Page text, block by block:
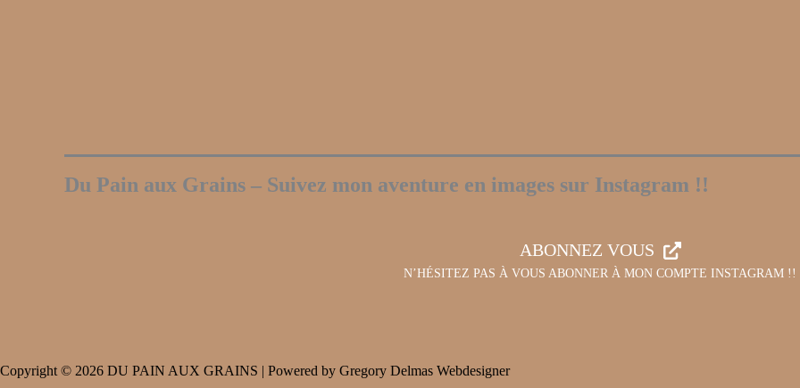
Du Pain aux Grains – Suivez mon aventure en images sur Instagram !!
ABONNEZ VOUS
N’HÉSITEZ PAS À VOUS ABONNER À MON COMPTE INSTAGRAM !!
Copyright © 2026 DU PAIN AUX GRAINS | Powered by Gregory Delmas Webdesigner